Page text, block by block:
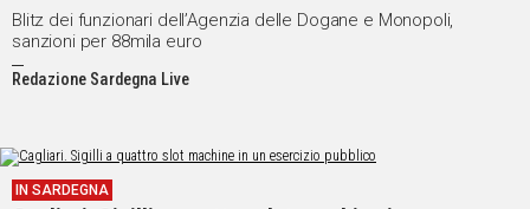
NEL
MONDO
SPORT
VIDEO
Blitz dei funzionari dell’Agenzia delle Dogane e Monopoli,
sanzioni per 88mila euro
Redazione Sardegna Live
IN SARDEGNA